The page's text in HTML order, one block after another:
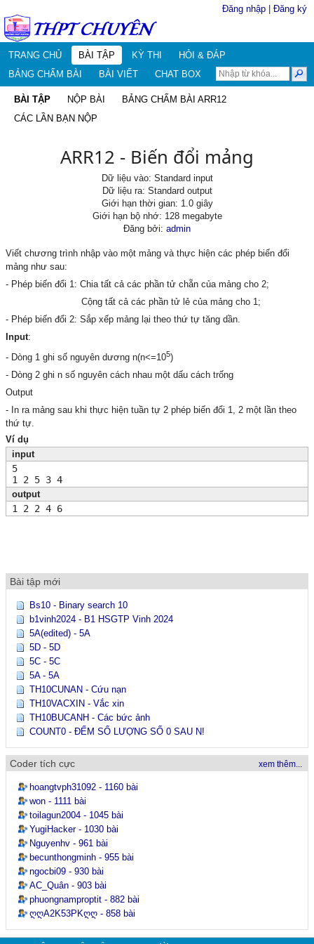
Đăng nhập Đăng ký
TRANG CHỦ BÀI TẬP KỲ THI
HỎI & ĐÁP
BẢNG CHẤM BÀI
BÀI VIẾT CHAT BOX
BÀI TẬP NỘP BÀI
BẢNG CHẤM BÀI ARR12
CÁC LẦN BẠN NỘP
ARR12 - Biến đổi mảng
Dữ liệu vào: Standard input
Dữ liệu ra: Standard output
Giới hạn thời gian: 1.0 giây
Giới hạn bộ nhớ: 128 megabyte
Đăng bởi: admin
Viết chương trình nhập vào một mảng và thực hiện các phép biến đổi
mảng như sau:
- Phép biến đổi 1: Chia tất cả các phần tử chẵn của mảng cho 2;
Cộng tất cả các phần tử lẻ của mảng cho 1;
- Phép biến đổi 2: Sắp xếp mảng lại theo thứ tự tăng dần.
Input:
- Dòng 1 ghi số nguyên dương n(n<=105)
- Dòng 2 ghi n số nguyên cách nhau một dấu cách trống
Output
- In ra mảng sau khi thực hiện tuần tự 2 phép biến đổi 1, 2 một lần theo
thứ tự.
Ví dụ
input
5
1 2 5 3 4
output
1 2 2 4 6
Bài tập mới
Bs10 - Binary search 10
b1vinh2024 - B1 HSGTP Vinh 2024
5A(edited) - 5A
5D - 5D
5C - 5C
5A - 5A
TH10CUNAN - Cứu nạn
TH10VACXIN - Vắc xin
TH10BUCANH - Các bức ảnh
COUNT0 - ĐẾM SỐ LƯỢNG SỐ 0 SAU N!
xem thêm...
Coder tích cực
hoangtvph31092 - 1160 bài
won - 1111 bài
toilagun2004 - 1045 bài
YugiHacker - 1030 bài
Nguyenhv - 961 bài
becunthongminh - 955 bài
ngocbi09 - 930 bài
AC_Quân - 903 bài
phuongnamproptit - 882 bài
ღღA2K53PKღღ - 858 bài